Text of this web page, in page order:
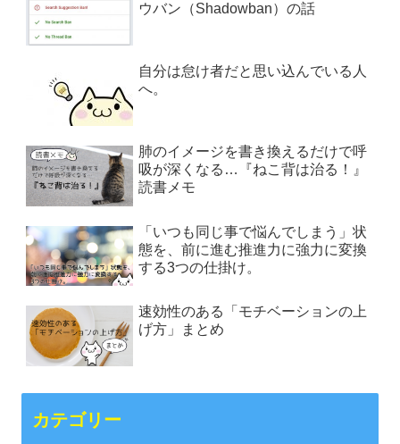
ウバン（Shadowban）の話
自分は怠け者だと思い込んでいる人
へ。
肺のイメージを書き換えるだけで呼
吸が深くなる…『ねこ背は治る！』
読書メモ
「いつも同じ事で悩んでしまう」状
態を、前に進む推進力に強力に変換
する3つの仕掛け。
速効性のある「モチベーションの上
げ方」まとめ
カテゴリー